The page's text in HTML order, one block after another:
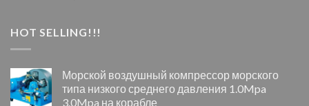
HOT SELLING!!!
Морской воздушный компрессор морского
типа низкого среднего давления 1.0Mpa
3.0Mpa на корабле